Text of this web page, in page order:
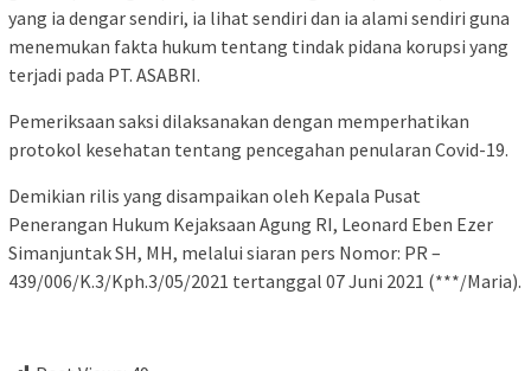
yang ia dengar sendiri, ia lihat sendiri dan ia alami sendiri guna
menemukan fakta hukum tentang tindak pidana korupsi yang
terjadi pada PT. ASABRI.
Pemeriksaan saksi dilaksanakan dengan memperhatikan
protokol kesehatan tentang pencegahan penularan Covid-19.
Demikian rilis yang disampaikan oleh Kepala Pusat
Penerangan Hukum Kejaksaan Agung RI, Leonard Eben Ezer
Simanjuntak SH, MH, melalui siaran pers Nomor: PR –
439/006/K.3/Kph.3/05/2021 tertanggal 07 Juni 2021 (***/Maria).